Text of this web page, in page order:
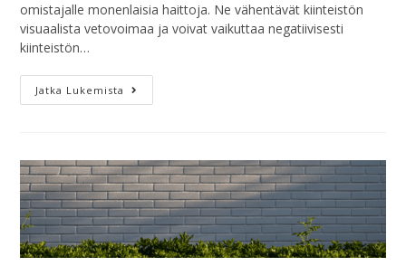
omistajalle monenlaisia haittoja. Ne vähentävät kiinteistön
visuaalista vetovoimaa ja voivat vaikuttaa negatiivisesti
kiinteistön…
Jatka Lukemista